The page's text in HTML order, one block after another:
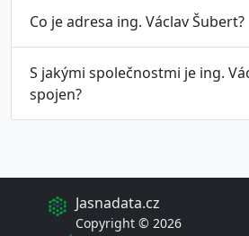
Co je adresa ing. Václav Šubert?
S jakými společnostmi je ing.
spojen?
Jasnadata.cz
Copyright © 2026